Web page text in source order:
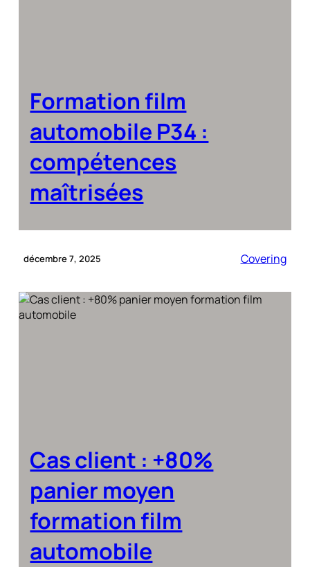
Formation film
automobile P34 :
compétences
maîtrisées
décembre 7, 2025 Covering
Cas client : +80%
panier moyen
formation film
automobile